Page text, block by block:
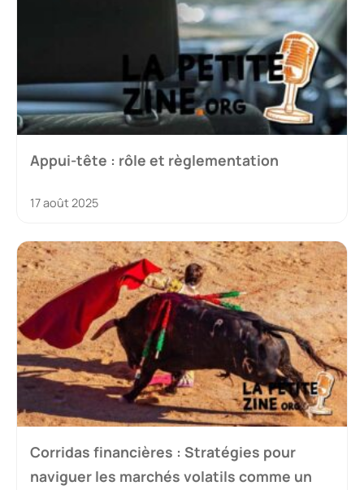
Appui-tête : rôle et règlementation
17 août 2025
Corridas financières : Stratégies pour
naviguer les marchés volatils comme un